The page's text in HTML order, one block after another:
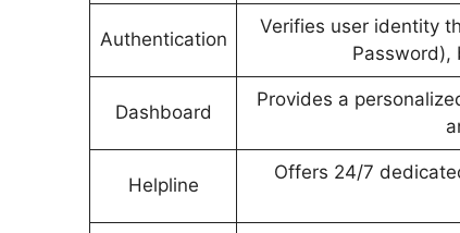
Authentication
Verifies user identity
Password),
Dashboard
Provides a
Helpline
Offers 24/7